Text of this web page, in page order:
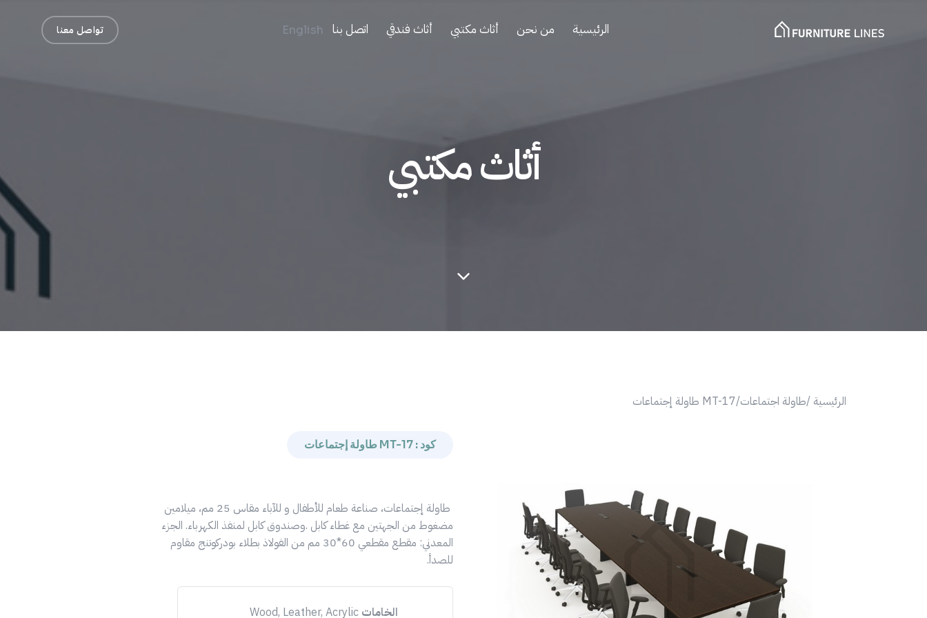
الرئيسية من نحن أثاث مكتبي أثاث فندقي اتصل بنا English تواصل معنا
أثاث مكتبي
الرئيسية /طاولة اجتماعات/MT-17 طاولة إجتماعات
كود : MT-17 طاولة إجتماعات
طاولة إجتماعات، صناعة طعام للأطفال و للآباء مقاس 25 مم، ميلامين
مضغوط من الجهتين مع غطاء كابل .وصندوق كابل لمنفذ الكهرباء. الجزء
المعدني: مقطع مقطعي 60*30 مم من الفولاذ بطلاء بودركوتنج مقاوم
للصدأ.
الخامات Wood, Leather, Acrylic